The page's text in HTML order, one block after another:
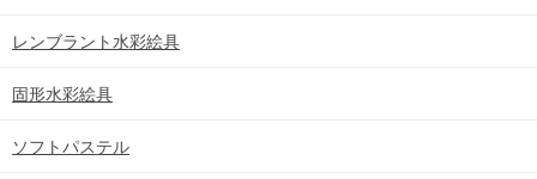
レンブラント水彩絵具
固形水彩絵具
ソフトパステル